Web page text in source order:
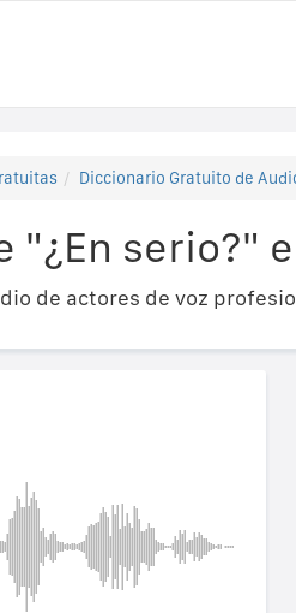
Diccionario Gratuito de
"¿En serio?"
de actores de voz